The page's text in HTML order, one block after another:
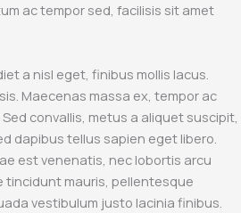
ac tempor sed, facilisis sit amet
a nisl eget, finibus mollis lacus.
Maecenas massa ex, tempor ac
convallis, metus a aliquet suscipit,
dapibus tellus sapien eget libero.
est venenatis, nec lobortis arcu
tincidunt mauris, pellentesque
vestibulum justo lacinia finibus.